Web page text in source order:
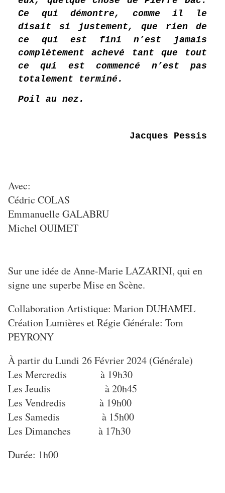
Ce qui démontre, comme il le
disait si justement, que rien de
ce qui est fini n’est jamais
complètement achevé tant que tout
ce qui est commencé n’est pas
totalement terminé.
Poil au nez.
Jacques Pessis
Avec:
Cédric COLAS
Emmanuelle GALABRU
Michel OUIMET
Sur une idée de Anne-Marie LAZARINI, qui en
signe une superbe Mise en Scène.
Collaboration Artistique: Marion DUHAMEL
Création Lumières et Régie Générale: Tom
PEYRONY
À partir du Lundi 26 Février 2024 (Générale)
Les Mercredis à 19h30
Les Jeudis à 20h45
Les Vendredis à 19h00
Les Samedis à 15h00
Les Dimanches à 17h30
Durée: 1h00